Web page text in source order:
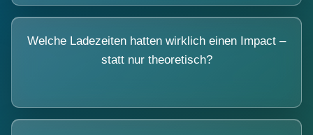
Welche Ladezeiten hatten wirklich einen Impact –
statt nur theoretisch?